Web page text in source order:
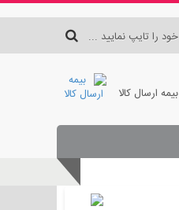
بیمه ارسال کالا